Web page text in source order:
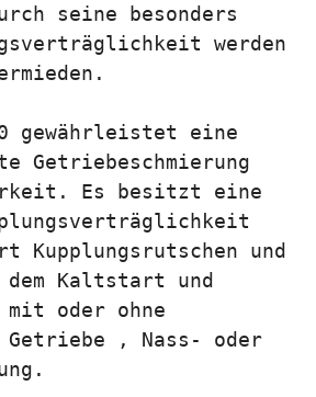
seine besonders
werden
gewährleistet eine
Getriebeschmierung
Es besitzt eine
Kupplungsrutschen und
dem Kaltstart und
oder ohne
, Nass- oder